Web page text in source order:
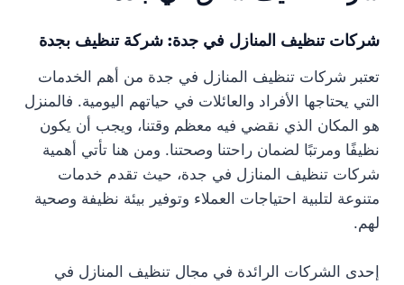
شركات تنظيف المنازل في جدة: شركة تنظيف بجدة
تعتبر شركات تنظيف المنازل في جدة من أهم الخدمات
التي يحتاجها الأفراد والعائلات في حياتهم اليومية. فالمنزل
هو المكان الذي نقضي فيه معظم وقتنا، ويجب أن يكون
نظيفًا ومرتبًا لضمان راحتنا وصحتنا. ومن هنا تأتي أهمية
شركات تنظيف المنازل في جدة، حيث تقدم خدمات
متنوعة لتلبية احتياجات العملاء وتوفير بيئة نظيفة وصحية
لهم.
إحدى الشركات الرائدة في مجال تنظيف المنازل في